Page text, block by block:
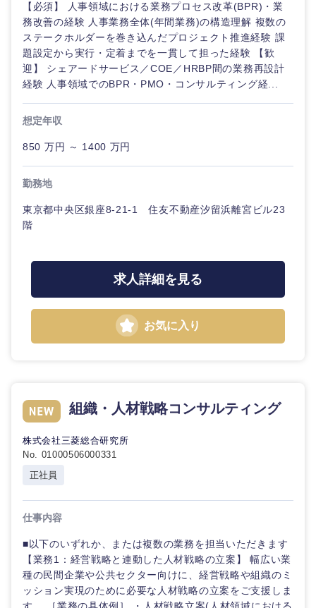
【必須】 人事領域における業務プロセス改革(BPR)・業
務改善の経験 人事業務全体(年間業務)の構造理解 複数の
ステークホルダーを巻き込んだプロジェクト推進経験 課
題設定から実行・定着までを一貫して担った経験 【歓
迎】 シェアードサービス／COE／HRBP間の業務再設計
経験 人事領域でのBPR・PMO・コンサルティング経...
想定年収
850 万円 ～ 1400 万円
勤務地
東京都中央区銀座8-21-1 住友不動産汐留浜離宮ビル23
階
求人詳細を見る
お気に入り
組織・人材戦略コンサルティング
株式会社三菱総合研究所
No. 01000506000331
正社員
仕事内容
■以下のいずれか、または複数の業務を担当いただきます
【業務1：経営戦略と連動した人材戦略の立案】 幅広い業
種の民間企業や公共セクター向けに、経営戦略や組織のミ
ッション実現のために必要な人材戦略の立案をご支援しま